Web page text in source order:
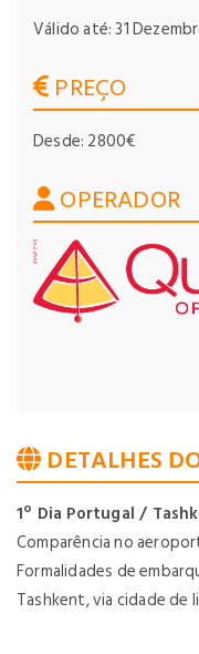
Válido até: 31
PREÇO
Desde: 2800€
OPERADOR
DETALHES
1º Dia Portugal /
Comparência no
Formalidades de
Tashkent, via cidade de